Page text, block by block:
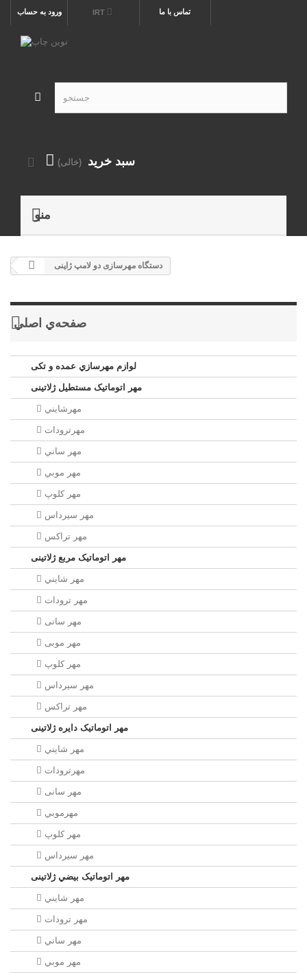
ورود به حساب IRT تماس با ما
سبد خرید (خالی)
منو
دستگاه مهرسازی دو لامپ ژاپنی
صفحه‌ي اصلي
لوازم مهرسازي عمده و تکی
مهر اتوماتیک مستطيل ژلاتینی
مهرشايني
مهرترودات
مهر ساني
مهر موبي
مهر كلوپ
مهر سيرداس
مهر تراکس
مهر اتوماتیک مربع ژلاتینی
مهر شايني
مهر ترودات
مهر سانی
مهر موبی
مهر كلوپ
مهر سيرداس
مهر تراکس
مهر اتوماتیک دايره ژلاتینی
مهر شايني
مهرترودات
مهر سانی
مهرموبي
مهر كلوپ
مهر سيرداس
مهر اتوماتیک بيضي ژلاتینی
مهر شايني
مهر ترودات
مهر ساني
مهر موبي